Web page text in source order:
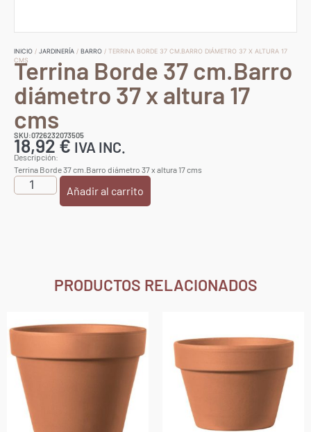
INICIO / JARDINERÍA / BARRO / TERRINA BORDE 37 CM.BARRO DIÁMETRO 37 X ALTURA 17
CMS
Terrina Borde 37 cm.Barro
diámetro 37 x altura 17
cms
SKU:0726232073505
18,92€ IVA INC.
Descripción:
Terrina Borde 37 cm.Barro diámetro 37 x altura 17 cms
Añadir al carrito
PRODUCTOS RELACIONADOS